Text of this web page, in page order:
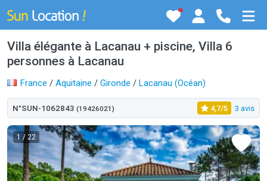
Villa élégante à Lacanau + piscine, Villa 6
personnes à Lacanau
France / Aquitaine / Gironde / Lacanau (Océan)
N°SUN-1062843 (19426021) 4,7/5 3 avis
1 / 22